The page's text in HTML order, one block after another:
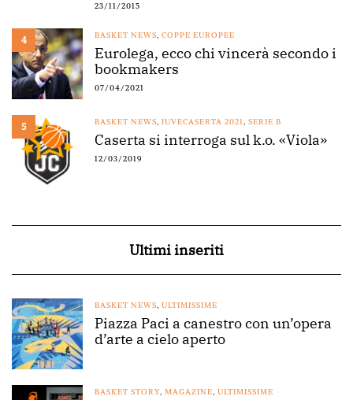
23/11/2015
4 BASKET NEWS, COPPE EUROPEE
Eurolega, ecco chi vincerà secondo i
bookmakers
07/04/2021
5 BASKET NEWS, JUVECASERTA 2021, SERIE B
Caserta si interroga sul k.o. «Viola»
12/03/2019
Ultimi inseriti
BASKET NEWS, ULTIMISSIME
Piazza Paci a canestro con un’opera
d’arte a cielo aperto
BASKET STORY, MAGAZINE, ULTIMISSIME